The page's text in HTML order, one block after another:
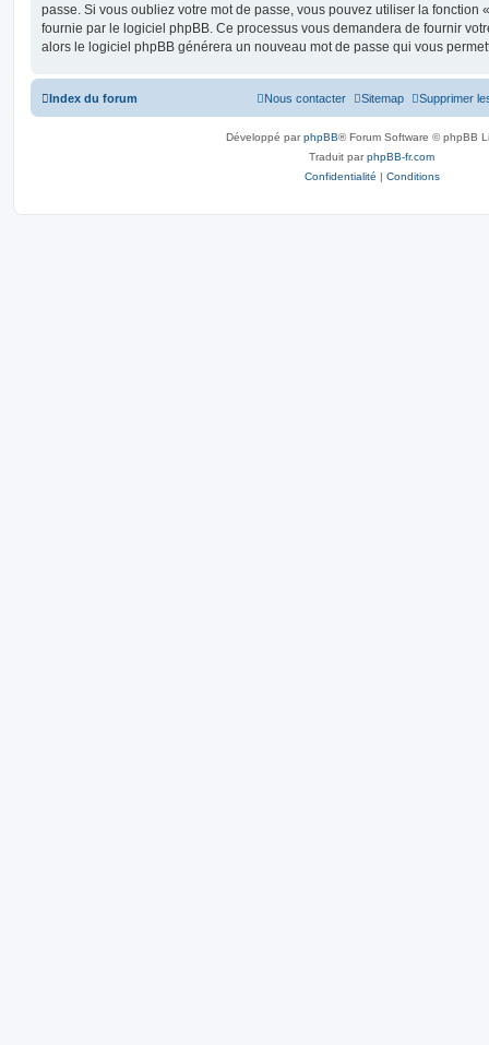
passe. Si vous oubliez votre mot de passe, vous pouvez utiliser la fonction
fournie par le logiciel phpBB. Ce processus vous demandera de fournir
alors le logiciel phpBB générera un nouveau mot de passe qui vous
Index du forum Supprimer
Sitemap
Nous contacter
Développé parphpBB® Forum Software © phpBB
Traduit parphpBB-fr.com
Confidentialité | Conditions